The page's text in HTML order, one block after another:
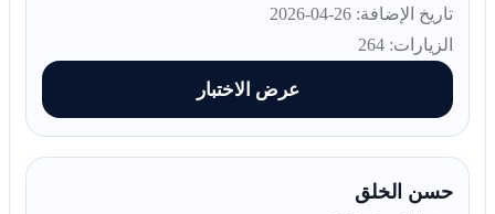
تاريخ الإضافة: 26-04-2026
الزيارات: 264
عرض الاختبار
حسن الخلق